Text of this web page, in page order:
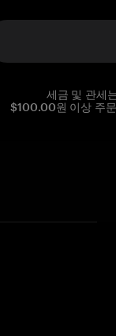
세금 및 관세
$100.00원 이상 주